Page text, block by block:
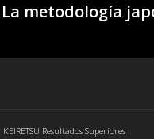
La metodología
KEIRETSU Resultados Superiores .